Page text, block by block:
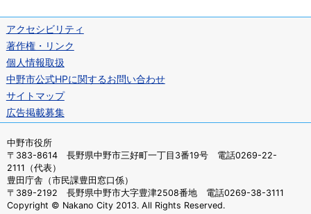
アクセシビリティ
著作権・リンク
個人情報取扱
中野市公式HPに関するお問い合わせ
サイトマップ
広告掲載募集
中野市役所
〒383-8614 長野県中野市三好町一丁目3番19号 電話0269-22-
2111（代表）
豊田庁舎（市民課豊田窓口係）
〒389-2192 長野県中野市大字豊津2508番地 電話0269-38-3111
Copyright © Nakano City 2013. All Rights Reserved.